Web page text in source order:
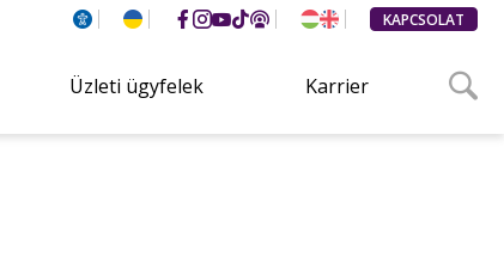
KAPCSOLAT
Üzleti ügyfelek Karrier